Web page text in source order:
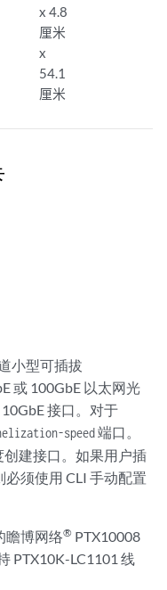
x 4.8
厘米
x
54.1
厘米
小型可插拔
或 100GbE 以太网光
接口。对于
speed端口。
创建接口。如果用户插
必须使用 CLI 手动配置
瞻博网络® PTX10008
PTX10K-LC1101 线